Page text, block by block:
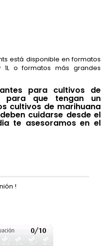
está disponible en formatos
o formatos más grandes
para cultivos de
para que tengan un
cultivos de marihuana
cuidarse desde el
te asesoramos en el
!